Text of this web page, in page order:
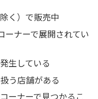
く）で販売中
ーナーで展開されてい
生している
う店舗がある
ーナーで見つかるこ